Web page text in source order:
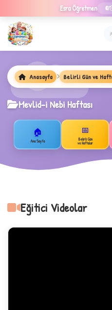
Esra Öğretmen
Anasayfa Belirli Gün ve
Mevlid-i Nebi Haftası
🏠
Ana Sayfa
📅
Belirli Gün
ve Haftalar
Eğitici Videolar